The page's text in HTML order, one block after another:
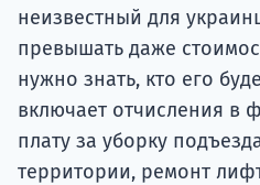
неизвестный для
превышать даже
нужно знать, кто его
включает отчисления в
плату за уборку
территории, ремонт